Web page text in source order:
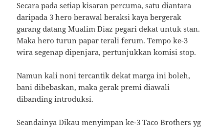
Secara pada setiap kisaran percuma, satu diantara
daripada 3 hero berawal beraksi kaya bergerak
garang datang Mualim Diaz pegari dekat untuk stan.
Maka hero turun papar terali ferum. Tempo ke-3
wira segenap dipenjara, pertunjukkan komisi stop.
Namun kali noni tercantik dekat marga ini boleh,
bani dibebaskan, maka gerak premi diawali
dibanding introduksi.
Seandainya Dikau menyimpan ke-3 Taco Brothers yg